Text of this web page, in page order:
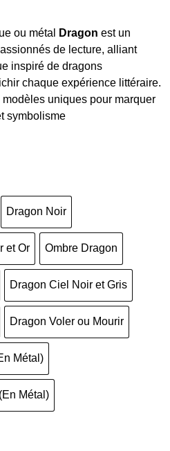
ou métal Dragon est un
de lecture, alliant
inspiré de dragons
chaque expérience littéraire.
uniques pour marquer
symbolisme
Dragon Noir
et Or Ombre Dragon
Dragon Ciel Noir et Gris
Dragon Voler ou Mourir
Métal)
Métal)